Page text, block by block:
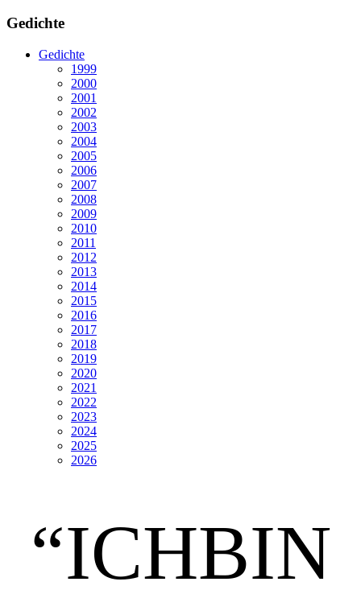
Gedichte
Gedichte
1999
2000
2001
2002
2003
2004
2005
2006
2007
2008
2009
2010
2011
2012
2013
2014
2015
2016
2017
2018
2019
2020
2021
2022
2023
2024
2025
2026
“ICHBIN